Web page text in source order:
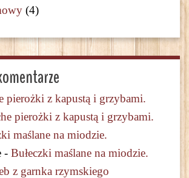
(4)
pierożki z kapustą i grzybami.
pierożki z kapustą i grzybami.
maślane na miodzie.
- Bułeczki maślane na miodzie.
z garnka rzymskiego